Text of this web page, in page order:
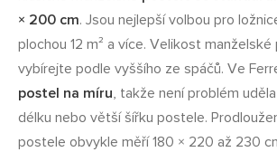
× 200 cm. Jsou nejlepší volbou pro
plochou 12 m² a více. Velikost
vybírejte podle vyššího ze spáčů. Ve
postel na míru, takže není problém
délku nebo větší šířku postele.
postele obvykle měří 180 × 220 až 230